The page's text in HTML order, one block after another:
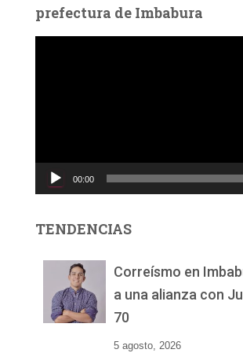
prefectura de Imbabura
c
d
00:00
TENDENCIAS
Correísmo en
a una alianza con
70
5 agosto, 2026